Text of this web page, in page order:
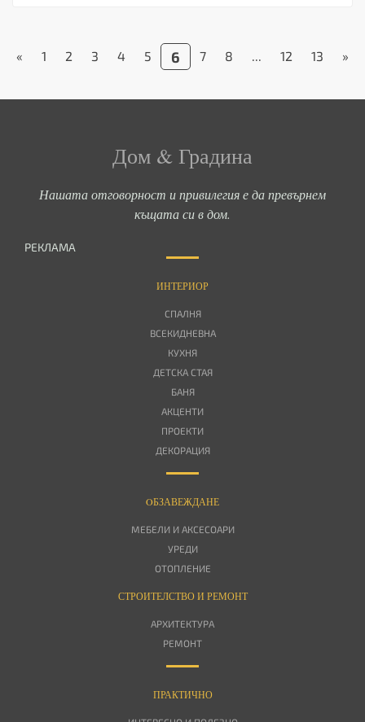
« 1 2 3 4 5 6 7 8 ... 12 13 »
Дом & Градина
Нашата отговорност и привилегия е да превърнем
къщата си в дом.
РЕКЛАМА
ИНТЕРИОР
СПАЛНЯ
ВСЕКИДНЕВНА
КУХНЯ
ДЕТСКА СТАЯ
БАНЯ
АКЦЕНТИ
ПРОЕКТИ
ДЕКОРАЦИЯ
OБЗАВЕЖДАНЕ
МЕБЕЛИ И АКСЕСОАРИ
УРЕДИ
ОТОПЛЕНИЕ
СТРОИТЕЛСТВО И РЕМОНТ
АРХИТЕКТУРА
РЕМОНТ
ПРАКТИЧНО